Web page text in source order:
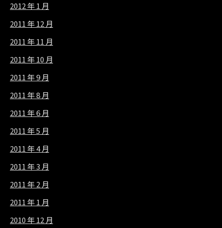
2012 年 1 月
2011 年 12 月
2011 年 11 月
2011 年 10 月
2011 年 9 月
2011 年 8 月
2011 年 6 月
2011 年 5 月
2011 年 4 月
2011 年 3 月
2011 年 2 月
2011 年 1 月
2010 年 12 月